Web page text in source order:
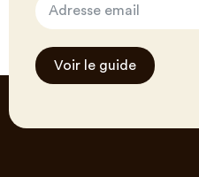
Voir le guide